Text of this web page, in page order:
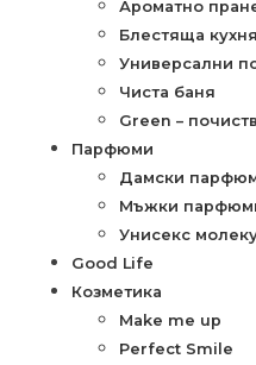
Ароматно
Блестяща кухня
Универсални
Чиста баня
Green –
Парфюми
Дамски
Мъжки
Унисекс
Good Life
Козметика
Make me up
Perfect Smile